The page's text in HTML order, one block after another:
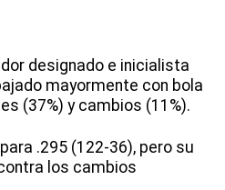
designado e inicialista
mayormente con bola
(37%) y cambios (11%).
.295 (122-36), pero su
los cambios